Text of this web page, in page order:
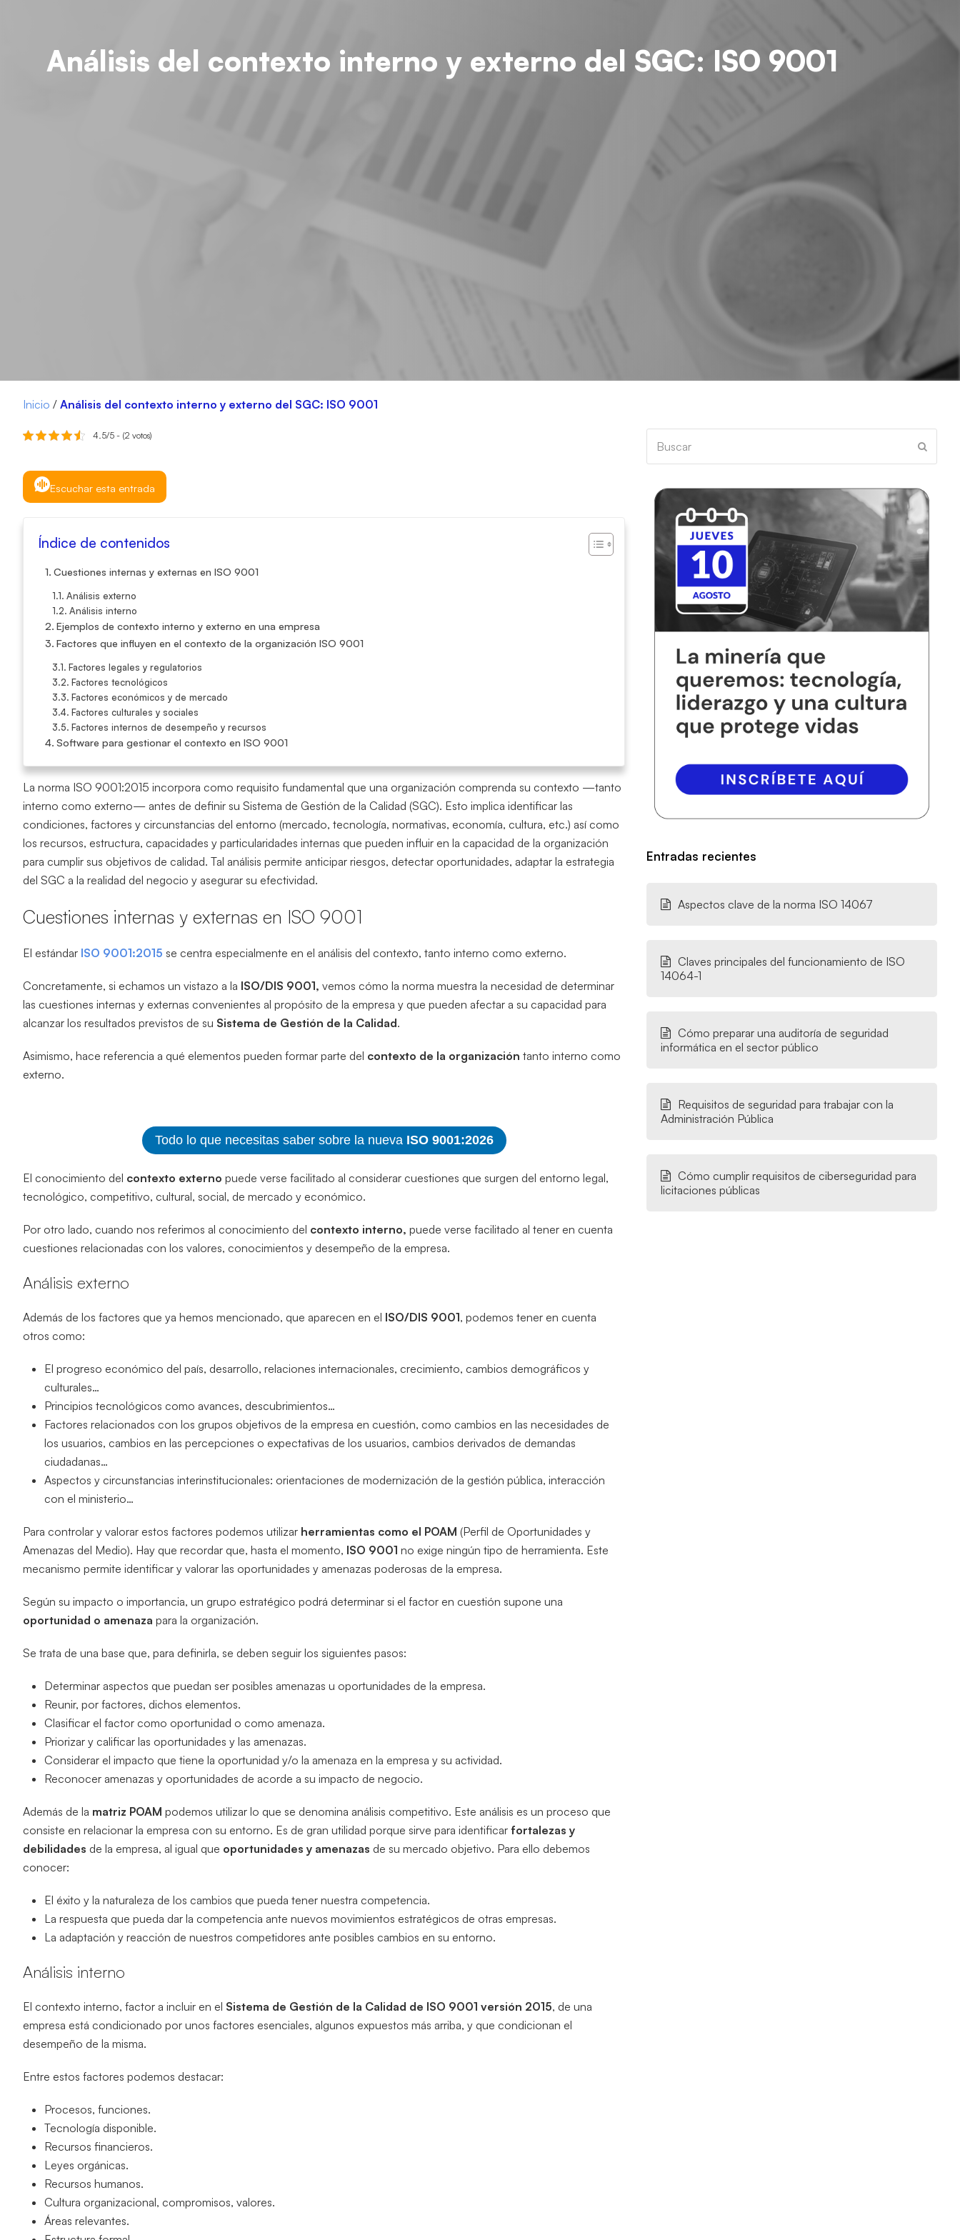
Análisis del contexto interno y externo del SGC: ISO 9001
Inicio / Análisis del contexto interno y externo del SGC: ISO 9001
4.5/5 - (2 votos)
Escuchar esta entrada
Índice de contenidos
Cuestiones internas y externas en ISO 9001
Análisis externo
Análisis interno
Ejemplos de contexto interno y externo en una empresa
Factores que influyen en el contexto de la organización ISO 9001
Factores legales y regulatorios
Factores tecnológicos
Factores económicos y de mercado
Factores culturales y sociales
Factores internos de desempeño y recursos
Software para gestionar el contexto en ISO 9001
La norma ISO 9001:2015 incorpora como requisito fundamental que una organización comprenda su contexto —tanto
interno como externo— antes de definir su Sistema de Gestión de la Calidad (SGC). Esto implica identificar las
condiciones, factores y circunstancias del entorno (mercado, tecnología, normativas, economía, cultura, etc.) así como
los recursos, estructura, capacidades y particularidades internas que pueden influir en la capacidad de la organización
para cumplir sus objetivos de calidad. Tal análisis permite anticipar riesgos, detectar oportunidades, adaptar la estrategia
del SGC a la realidad del negocio y asegurar su efectividad.
Cuestiones internas y externas en ISO 9001
El estándar ISO 9001:2015 se centra especialmente en el análisis del contexto, tanto interno como externo.
Concretamente, si echamos un vistazo a la ISO/DIS 9001, vemos cómo la norma muestra la necesidad de determinar
las cuestiones internas y externas convenientes al propósito de la empresa y que pueden afectar a su capacidad para
alcanzar los resultados previstos de su Sistema de Gestión de la Calidad.
Asimismo, hace referencia a qué elementos pueden formar parte del contexto de la organización tanto interno como
externo.
Todo lo que necesitas saber sobre la nueva ISO 9001:2026
El conocimiento del contexto externo puede verse facilitado al considerar cuestiones que surgen del entorno legal,
tecnológico, competitivo, cultural, social, de mercado y económico.
Por otro lado, cuando nos referimos al conocimiento del contexto interno, puede verse facilitado al tener en cuenta
cuestiones relacionadas con los valores, conocimientos y desempeño de la empresa.
Análisis externo
Además de los factores que ya hemos mencionado, que aparecen en el ISO/DIS 9001, podemos tener en cuenta
otros como:
El progreso económico del país, desarrollo, relaciones internacionales, crecimiento, cambios demográficos y
culturales…
Principios tecnológicos como avances, descubrimientos…
Factores relacionados con los grupos objetivos de la empresa en cuestión, como cambios en las necesidades de
los usuarios, cambios en las percepciones o expectativas de los usuarios, cambios derivados de demandas
ciudadanas…
Aspectos y circunstancias interinstitucionales: orientaciones de modernización de la gestión pública, interacción
con el ministerio…
Para controlar y valorar estos factores podemos utilizar herramientas como el POAM (Perfil de Oportunidades y
Amenazas del Medio). Hay que recordar que, hasta el momento, ISO 9001 no exige ningún tipo de herramienta. Este
mecanismo permite identificar y valorar las oportunidades y amenazas poderosas de la empresa.
Según su impacto o importancia, un grupo estratégico podrá determinar si el factor en cuestión supone una
oportunidad o amenaza para la organización.
Se trata de una base que, para definirla, se deben seguir los siguientes pasos:
Determinar aspectos que puedan ser posibles amenazas u oportunidades de la empresa.
Reunir, por factores, dichos elementos.
Clasificar el factor como oportunidad o como amenaza.
Priorizar y calificar las oportunidades y las amenazas.
Considerar el impacto que tiene la oportunidad y/o la amenaza en la empresa y su actividad.
Reconocer amenazas y oportunidades de acorde a su impacto de negocio.
Además de la matriz POAM podemos utilizar lo que se denomina análisis competitivo. Este análisis es un proceso que
consiste en relacionar la empresa con su entorno. Es de gran utilidad porque sirve para identificar fortalezas y
debilidades de la empresa, al igual que oportunidades y amenazas de su mercado objetivo. Para ello debemos
conocer:
El éxito y la naturaleza de los cambios que pueda tener nuestra competencia.
La respuesta que pueda dar la competencia ante nuevos movimientos estratégicos de otras empresas.
La adaptación y reacción de nuestros competidores ante posibles cambios en su entorno.
Análisis interno
El contexto interno, factor a incluir en el Sistema de Gestión de la Calidad de ISO 9001 versión 2015, de una
empresa está condicionado por unos factores esenciales, algunos expuestos más arriba, y que condicionan el
desempeño de la misma.
Entre estos factores podemos destacar:
Procesos, funciones.
Tecnología disponible.
Recursos financieros.
Leyes orgánicas.
Recursos humanos.
Cultura organizacional, compromisos, valores.
Áreas relevantes.
Entradas recientes
Aspectos clave de la norma ISO 14067
Claves principales del funcionamiento de ISO
14064-1
Cómo preparar una auditoría de seguridad
informática en el sector público
Requisitos de seguridad para trabajar con la
Administración Pública
Cómo cumplir requisitos de ciberseguridad para
licitaciones públicas